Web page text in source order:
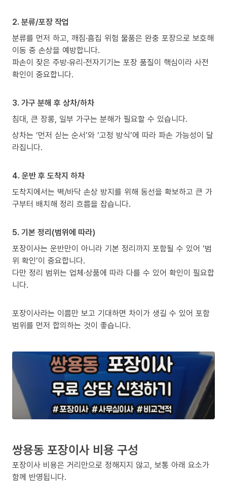
2. 분류/포장 작업
분류를 먼저 하고, 깨짐·흠집 위험 물품은 완충 포장으로 보호해
이동 중 손상을 예방합니다.
파손이 잦은 주방·유리·전자기기는 포장 품질이 핵심이라 사전
확인이 중요합니다.
3. 가구 분해 후 상차/하차
침대, 큰 장롱, 일부 가구는 분해가 필요할 수 있습니다.
상차는 ‘먼저 싣는 순서’와 ‘고정 방식’에 따라 파손 가능성이 달
라집니다.
4. 운반 후 도착지 하차
도착지에서는 벽/바닥 손상 방지를 위해 동선을 확보하고 큰 가
구부터 배치해 정리 흐름을 잡습니다.
5. 기본 정리(범위에 따라)
포장이사는 운반만이 아니라 기본 정리까지 포함될 수 있어 ‘범
위 확인’이 중요합니다.
다만 정리 범위는 업체·상품에 따라 다를 수 있어 확인이 필요합
니다.
포장이사라는 이름만 보고 기대하면 차이가 생길 수 있어 포함
범위를 먼저 합의하는 것이 좋습니다.
쌍용동 포장이사 비용 구성
포장이사 비용은 거리만으로 정해지지 않고, 보통 아래 요소가
함께 반영됩니다.